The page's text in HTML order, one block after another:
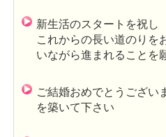
新生活のスタートを祝
これからの長い道のりを
いながら進まれることを
ご結婚おめでとうござ
を築いて下さい